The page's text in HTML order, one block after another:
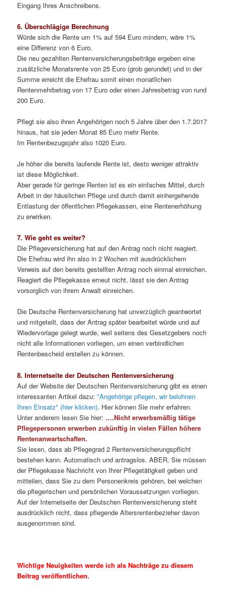
Eingang Ihres Anschreibens.
6. Überschlägige Berechnung
Würde sich die Rente um 1% auf 594 Euro mindern, wäre 1%
eine Differenz von 6 Euro.
Die neu gezahlten Rentenversicherungsbeiträge ergeben eine
zusätzliche Monatsrente von 25 Euro (grob gerundet) und in der
Summe erreicht die Ehefrau somit einen monatlichen
Rentenmehrbetrag von 17 Euro oder einen Jahresbetrag von rund
200 Euro.
Pflegt sie also ihren Angehörigen noch 5 Jahre über den 1.7.2017
hinaus, hat sie jeden Monat 85 Euro mehr Rente.
Im Rentenbezugsjahr also 1020 Euro.
Je höher die bereits laufende Rente ist, desto weniger attraktiv
ist diese Möglichkeit.
Aber gerade für geringe Renten ist es ein einfaches Mittel, durch
Arbeit in der häuslichen Pflege und durch damit einhergehende
Entlastung der öffentlichen Pflegekassen, eine Rentenerhöhung
zu erwirken.
7. Wie geht es weiter?
Die Pflegeversicherung hat auf den Antrag noch nicht reagiert.
Die Ehefrau wird ihn also in 2 Wochen mit ausdrücklichem
Verweis auf den bereits gestellten Antrag noch einmal einreichen.
Reagiert die Pflegekasse erneut nicht, lässt sie den Antrag
vorsorglich von ihrem Anwalt einreichen.
Die Deutsche Rentenversicherung hat unverzüglich geantwortet
und mitgeteilt, dass der Antrag später bearbeitet würde und auf
Wiedervorlage gelegt wurde, weil seitens des Gesetzgebers noch
nicht alle Informationen vorliegen, um einen verbindlichen
Rentenbescheid erstellen zu können.
8. Internetseite der Deutschen Rentenversicherung
Auf der Website der Deutschen Rentenversicherung gibt es einen
interessanten Artikel dazu:"Angehörige pflegen, wir belohnen
Ihren Einsatz" (hier klicken). Hier können Sie mehr erfahren.
Unter anderem lesen Sie hier: ….Nicht erwerbsmäßig tätige
Pflegepersonen erwerben zukünftig in vielen Fällen höhere
Rentenanwartschaften.
Sie lesen, dass ab Pflegegrad 2 Rentenversicherungspflicht
bestehen kann. Automatisch und antragslos. ABER, Sie müssen
der Pflegekasse Nachricht von Ihrer Pflegetätigkeit geben und
mitteilen, dass Sie zu dem Personenkreis gehören, bei welchen
die pflegerischen und persönlichen Voraussetzungen vorliegen.
Auf der Internetseite der Deutschen Rentenversicherung steht
ausdrücklich nicht, dass pflegende Altersrentenbezieher davon
ausgenommen sind.
Wichtige Neuigkeiten werde ich als Nachträge zu diesem
Beitrag veröffentlichen.